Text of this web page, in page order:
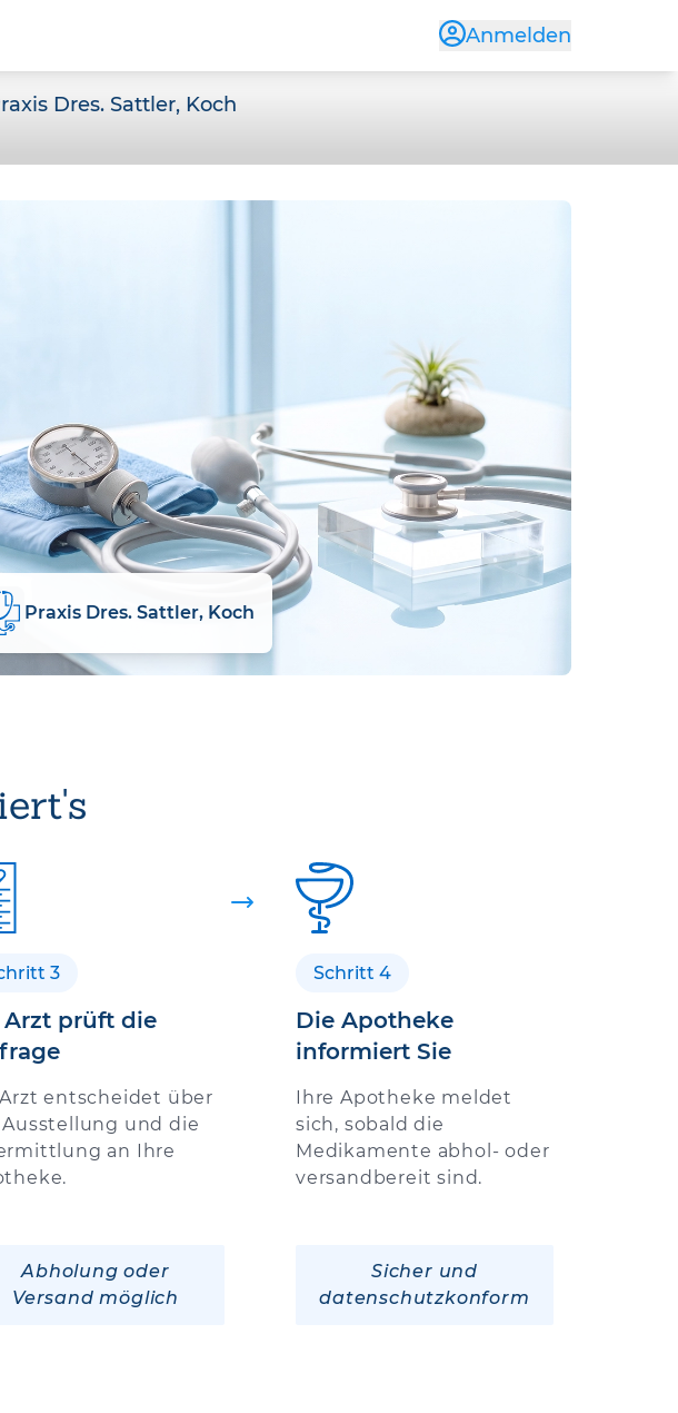
Anmelden
Dres. Sattler, Koch
Praxis Dres. Sattler, Koch
3
Arzt prüft die
entscheidet über
und die
an Ihre
Abholung oder
Versand möglich
Schritt 4
Die Apotheke
informiert Sie
Ihre Apotheke meldet
sich, sobald die
Medikamente abhol- oder
versandbereit sind.
Sicher und
datenschutzkonform